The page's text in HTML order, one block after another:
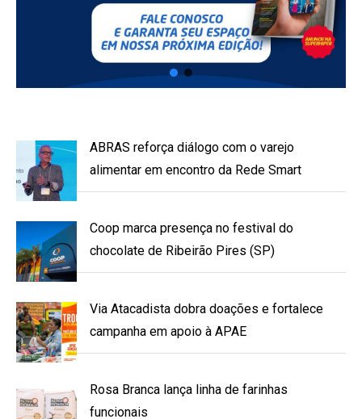
ABRAS reforça diálogo com o varejo
alimentar em encontro da Rede Smart
Coop marca presença no festival do
chocolate de Ribeirão Pires (SP)
Via Atacadista dobra doações e fortalece
campanha em apoio à APAE
Rosa Branca lança linha de farinhas
funcionais